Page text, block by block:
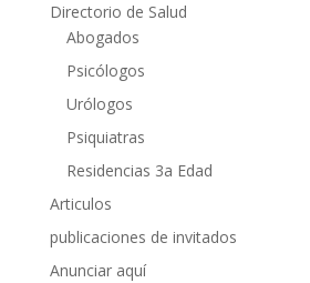
Directorio de Salud
Abogados
Psicólogos
Urólogos
Psiquiatras
Residencias 3a Edad
Articulos
publicaciones de invitados
Anunciar aquí